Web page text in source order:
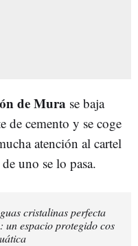
de Mura se baja
de cemento y se coge
atención al cartel
uno se lo pasa.
cristalinas perfecta
un espacio protegido cos